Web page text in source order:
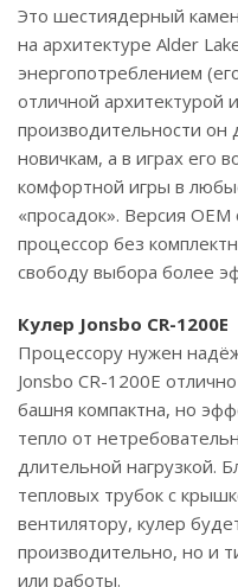
Это шестиядерный
на архитектуре Alder
энергопотреблением
отличной архитектурой
производительности он
новичкам, а в играх его
комфортной игры в
«просадок». Версия
процессор без
свободу выбора более
Кулер Jonsbo CR-1200E
Процессору нужен
Jonsbo CR-1200E
башня компактна, но
тепло от
длительной нагрузкой.
тепловых трубок с
вентилятору, кулер
производительно, но и
или работы.